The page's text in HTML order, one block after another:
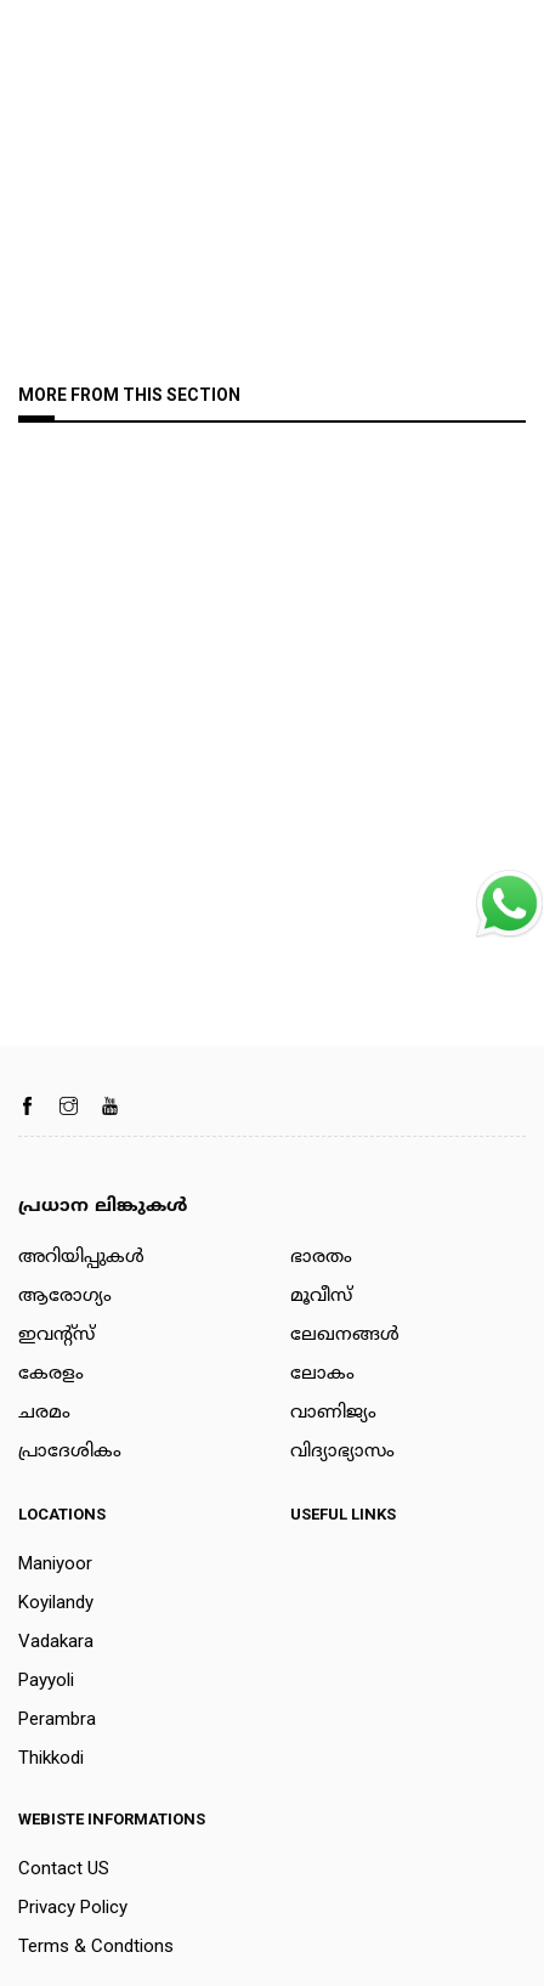
MORE FROM THIS SECTION
പ്രധാന ലിങ്കുകൾ
അറിയിപ്പുകള്‍
ആരോഗ്യം
ഇവന്റ്സ്
കേരളം
ചരമം
പ്രാദേശികം
ഭാരതം
മൂവീസ്
ലേഖനങ്ങള്‍
ലോകം
വാണിജ്യം
വിദ്യാഭ്യാസം
LOCATIONS
Maniyoor
Koyilandy
Vadakara
Payyoli
Perambra
Thikkodi
USEFUL LINKS
WEBISTE INFORMATIONS
Contact US
Privacy Policy
Terms & Condtions